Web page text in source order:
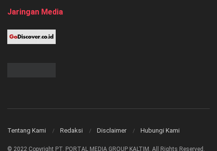
Jaringan Media
Tentang Kami Redaksi Disclaimer Hubungi Kami
© 2022 Copyright PT. PORTAL MEDIA GROUP KALTIM. All Rights Reserved.